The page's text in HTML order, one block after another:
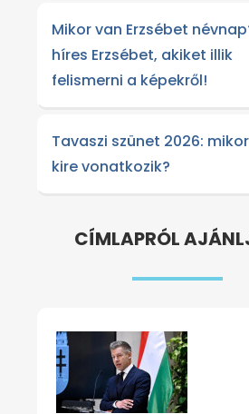
Mikor van Erzsébet
híres Erzsébet, akiket illik
felismerni a képekről!
Tavaszi szünet 2026:
kire vonatkozik?
CÍMLAPRÓL